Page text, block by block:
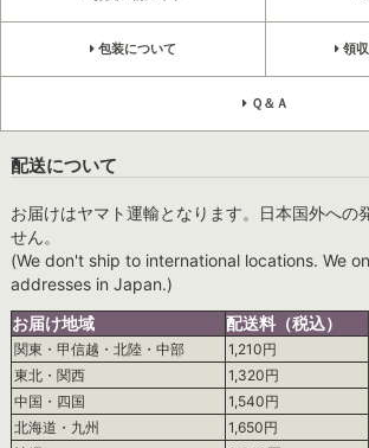
包装について 領
Ｑ＆Ａ
配送について
お届けはヤマト運輸となります。日本国外への
せん。
(We don't ship to international locations. We
addresses in Japan.)
お届け地域
配送料（税込）
関東・甲信越・北陸・中部
1,210円
東北・関西
1,320円
中国・四国
1,540円
北海道・九州
1,650円